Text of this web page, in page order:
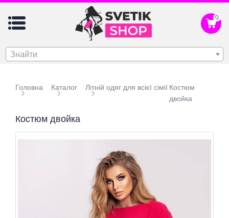
0
Знайти
Головна Каталог Літній одяг для всієї сімії Костюм
двойка
Костюм двойка